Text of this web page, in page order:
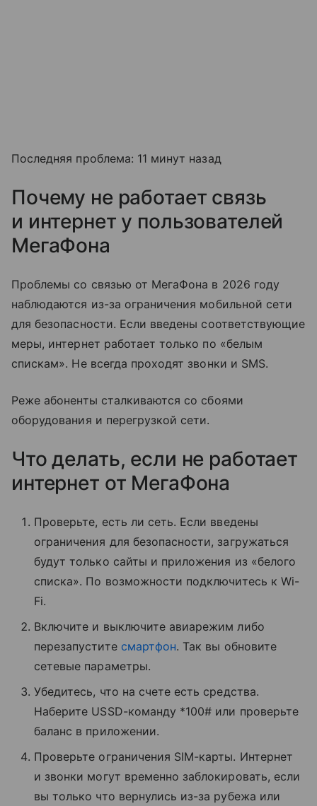
Последняя проблема: 11 минут назад
Почему не работает связь
и интернет у пользователей
МегаФона
Проблемы со связью от МегаФона в 2026 году
наблюдаются из-за ограничения мобильной сети
для безопасности. Если введены соответствующие
меры, интернет работает только по «белым
спискам». Не всегда проходят звонки и SMS.
Реже абоненты сталкиваются со сбоями
оборудования и перегрузкой сети.
Что делать, если не работает
интернет от МегаФона
Проверьте, есть ли сеть. Если введены
ограничения для безопасности, загружаться
будут только сайты и приложения из «белого
списка». По возможности подключитесь к Wi-
Fi.
Включите и выключите авиарежим либо
перезапустите смартфон. Так вы обновите
сетевые параметры.
Убедитесь, что на счете есть средства.
Наберите USSD-команду *100# или проверьте
баланс в приложении.
Проверьте ограничения SIM-карты. Интернет
и звонки могут временно заблокировать, если
вы только что вернулись из-за рубежа или